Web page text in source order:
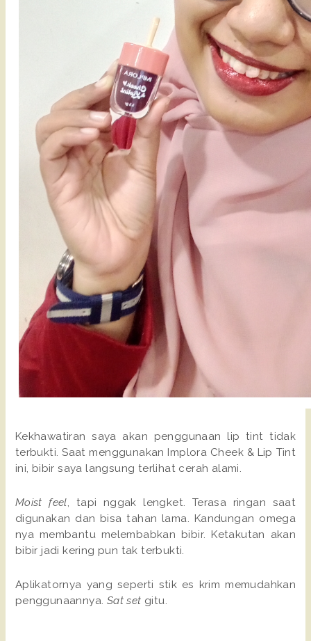
Kekhawatiran saya akan penggunaan lip tint tidak
terbukti. Saat menggunakan Implora Cheek & Lip Tint
ini, bibir saya langsung terlihat cerah alami.
Moist feel, tapi nggak lengket. Terasa ringan saat
digunakan dan bisa tahan lama. Kandungan omega
nya membantu melembabkan bibir. Ketakutan akan
bibir jadi kering pun tak terbukti.
Aplikatornya yang seperti stik es krim memudahkan
penggunaannya. Sat set gitu.